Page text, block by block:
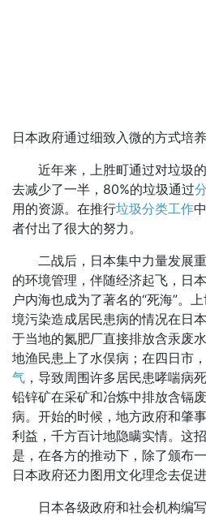
日本政府通过细致入微的方式培
近年来，上胜町通过对垃圾的
去减少了一半，80%的垃圾通过
用的资源。在推行垃圾分类工作
者付出了很大的努力。
二战后，日本集中力量发展重
的环境管理，伴随经济起飞，日
户内海也成为了著名的“死海”。
境污染造成居民患病的情况在日
于当地的氮肥厂直接排放含汞废
地渔民患上了水俣病；在四日市
气 ，导致周围许多居民患哮喘病
铅锌矿在采矿和冶炼中排放含镉
病。开始的时候，地方政府和肇
利益，千方百计地隐瞒实情。这
是，在各方的推动下，除了颁布
日本政府还力图用文化理念去促
日本各级政府和社会机构编